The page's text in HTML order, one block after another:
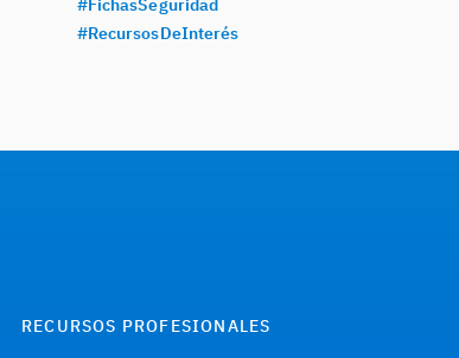
#FichasSeguridad
#RecursosDeInterés
RECURSOS PROFESIONALES